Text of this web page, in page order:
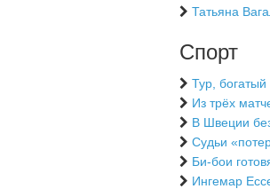
Татьяна
Спорт
Тур, богатый
Из трёх
В Швеции
Судьи
Би-бои
Ингемар